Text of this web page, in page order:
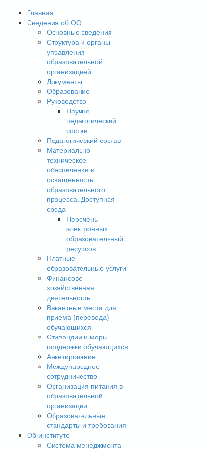
Главная
Сведения об ОО
Основные сведения
Структура и органы
управления
образовательной
организацией
Документы
Образование
Руководство
Научно-
педагогический
состав
Педагогический состав
Материально-
техническое
обеспечение и
оснащенность
образовательного
процесса. Доступная
среда
Перечень
электронных
образовательный
ресурсов
Платные
образовательные услуги
Финансово-
хозяйственная
деятельность
Вакантные места для
приема (перевода)
обучающихся
Стипендии и меры
поддержки обучающихся
Анкетирование
Международное
сотрудничество
Организация питания в
образовательной
организации
Образовательные
стандарты и требования
Об институте
Система менеджмента